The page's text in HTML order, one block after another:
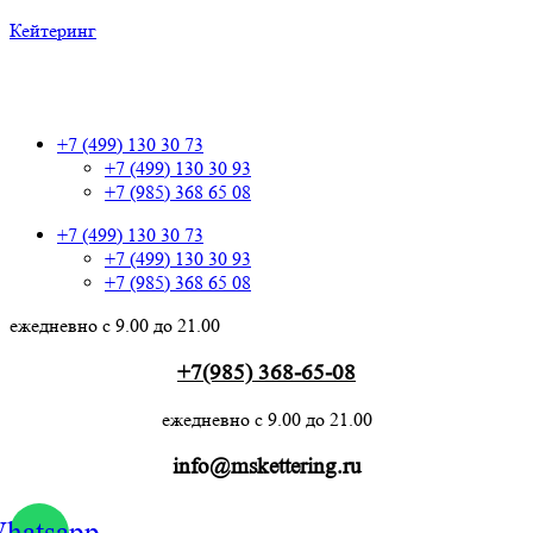
Кейтеринг
+7 (499) 130 30 73
+7 (499) 130 30 93
+7 (985) 368 65 08
+7 (499) 130 30 73
+7 (499) 130 30 93
+7 (985) 368 65 08
ежедневно с 9.00 до 21.00
+7(985) 368-65-08
ежедневно с 9.00 до 21.00
info@mskettering.ru